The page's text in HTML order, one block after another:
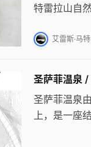
特雷拉山自
艾雷斯·马
圣萨菲温泉
圣萨菲温泉
上，是一座